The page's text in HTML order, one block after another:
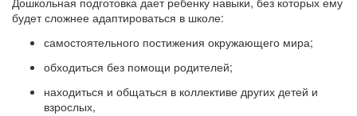
будет сложнее адаптироваться в школе:
самостоятельного постижения окружающего мира;
обходиться без помощи родителей;
находиться и общаться в коллективе других детей и
взрослых,